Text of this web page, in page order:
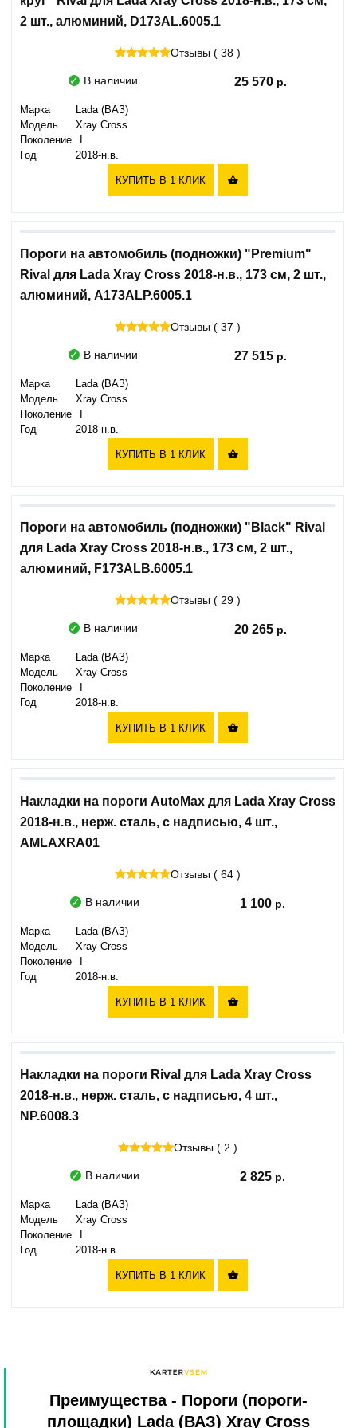
2 шт., алюминий, D173AL.6005.1
Отзывы ( 38 )
В наличии 25 570
Марка
Lada (ВАЗ)
Модель
Xray Cross
Поколение
Год
2018-н.в.
КУПИТЬ В 1 КЛИК 
Пороги на автомобиль (подножки) "Premium"
Rival для Lada Xray Cross 2018-н.в., 173 см, 2 шт.,
алюминий, A173ALP.6005.1
Отзывы ( 37 )
В наличии 27 515
Марка
Lada (ВАЗ)
Модель
Xray Cross
Поколение
Год
2018-н.в.
КУПИТЬ В 1 КЛИК 
Пороги на автомобиль (подножки) "Black" Rival
для Lada Xray Cross 2018-н.в., 173 см, 2 шт.,
алюминий, F173ALB.6005.1
Отзывы ( 29 )
В наличии 20 265
Марка
Lada (ВАЗ)
Модель
Xray Cross
Поколение
Год
2018-н.в.
КУПИТЬ В 1 КЛИК 
Накладки на пороги AutoMax для Lada Xray Cross
2018-н.в., нерж. сталь, с надписью, 4 шт.,
AMLAXRA01
Отзывы ( 64 )
В наличии 1 100
Марка
Lada (ВАЗ)
Модель
Xray Cross
Поколение
Год
2018-н.в.
КУПИТЬ В 1 КЛИК 
Накладки на пороги Rival для Lada Xray Cross
2018-н.в., нерж. сталь, с надписью, 4 шт.,
NP.6008.3
Отзывы ( 2 )
В наличии 2 825
Марка
Lada (ВАЗ)
Модель
Xray Cross
Поколение
Год
2018-н.в.
КУПИТЬ В 1 КЛИК 
Преимущества- Пороги (пороги-
площадки) Lada (ВАЗ) Xray Cross